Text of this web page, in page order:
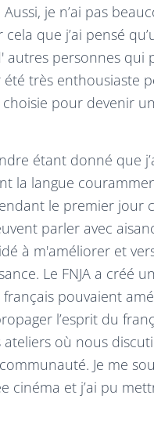
je n’ai pas
que j’ai pensé
autres personnes qui
très enthousiaste
pour devenir
étant donné que
la langue
le premier jour
parler avec
à m'améliorer et
Le FNJA a créé un
pouvaient
l’esprit du
où nous
Je me
cinéma et j’ai pu